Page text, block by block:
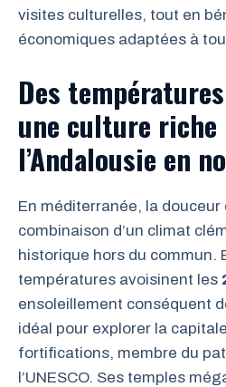
visites culturelles, tout en
économiques adaptées à
Des
une culture
l’Andalousie en
En méditerranée, la
combinaison d’un climat
historique hors du commun.
températures avoisinent les
ensoleillement conséquent
idéal pour explorer la
fortifications, membre du
l’UNESCO. Ses temples